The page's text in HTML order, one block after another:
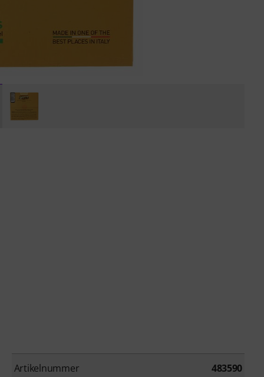
Artikelnummer 483590